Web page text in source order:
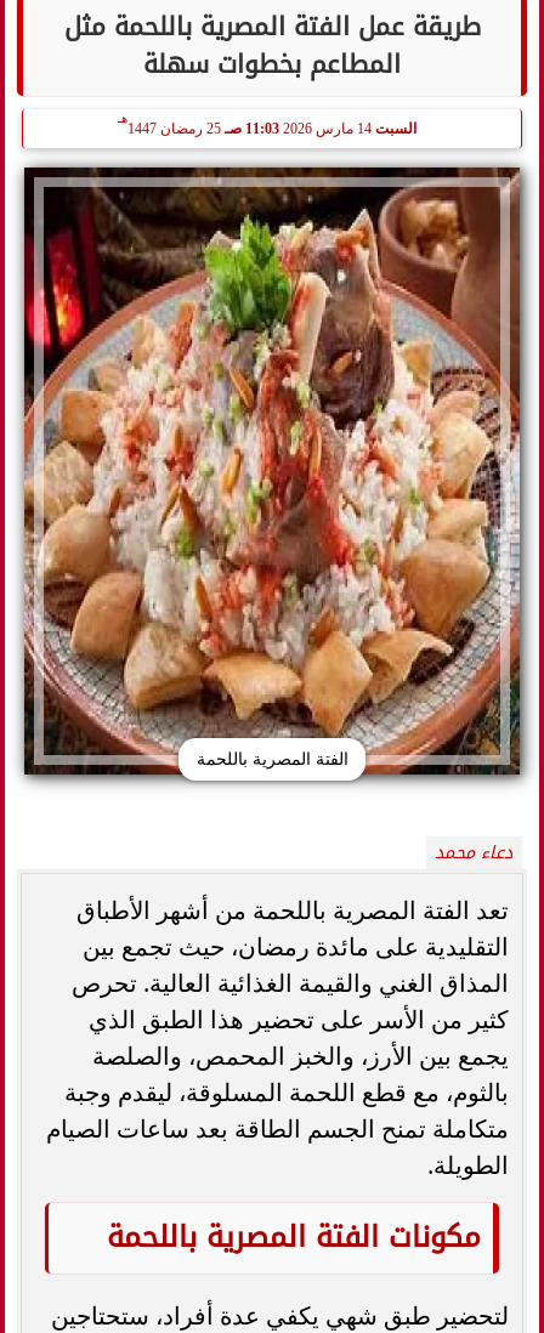
طريقة عمل الفتة المصرية باللحمة مثل
المطاعم بخطوات سهلة
السبت 11:03 صـ 25 رمضان 1447
هـ
الفتة المصرية باللحمة
دعاء محمد
تعد الفتة المصرية باللحمة من أشهر الأطباق
التقليدية على مائدة رمضان، حيث تجمع بين
المذاق الغني والقيمة الغذائية العالية. تحرص
كثير من الأسر على تحضير هذا الطبق الذي
يجمع بين الأرز، والخبز المحمص، والصلصة
بالثوم، مع قطع اللحمة المسلوقة، ليقدم وجبة
متكاملة تمنح الجسم الطاقة بعد ساعات الصيام
الطويلة.
مكونات الفتة المصرية باللحمة
لتحضير طبق شهي يكفي عدة أفراد، ستحتاجين